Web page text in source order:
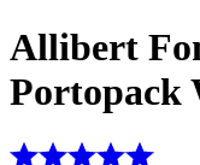
Allibert
Portopack